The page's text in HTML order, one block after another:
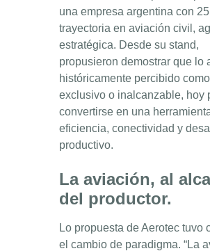
una empresa argentina con
trayectoria en aviación civil,
estratégica. Desde su stand,
propusieron demostrar que lo
históricamente percibido
exclusivo o inalcanzable, hoy
convertirse en una
eficiencia, conectividad y
productivo.
La aviación, al
del productor.
Lo propuesta de Aerotec tuvo
el cambio de paradigma. “La